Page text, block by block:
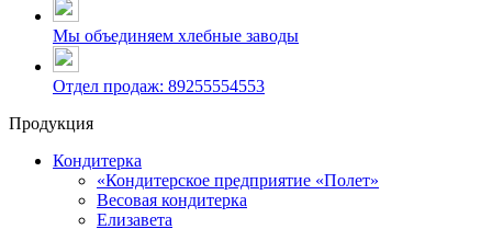
Мы объединяем хлебные заводы
Отдел продаж: 89255554553
Продукция
Кондитерка
«Кондитерское предприятие «Полет»
Весовая кондитерка
Елизавета